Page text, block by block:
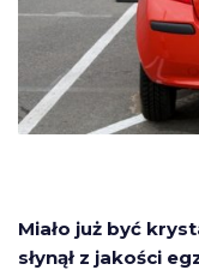
Miało już być
słynął z jakości